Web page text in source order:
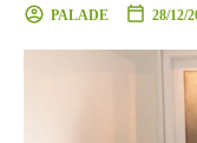
PALADE 28/12/